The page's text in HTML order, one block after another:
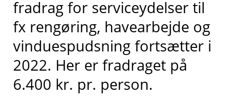
fradrag for serviceydelser til
fx rengøring, havearbejde og
vinduespudsning fortsætter i
2022. Her er fradraget på
6.400 kr. pr. person.